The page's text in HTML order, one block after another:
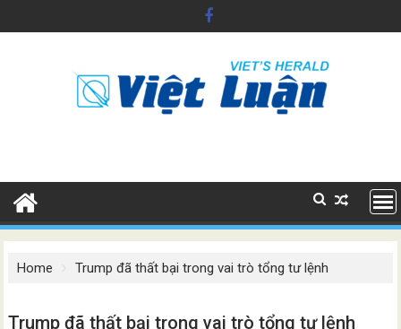
to
Home Trump đã thất bại trong vai trò tổng tư lệnh
Trump đã thất bại trong vai trò tổng tư lệnh